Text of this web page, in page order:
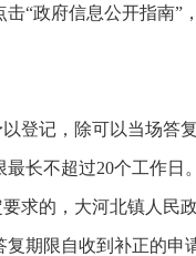
“政府信息公开指南”
登记，除可以当场
长不超过20个工作日。
求的，大河北镇人
期限自收到补正的